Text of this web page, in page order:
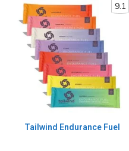
9.1
Tailwind Endurance Fuel